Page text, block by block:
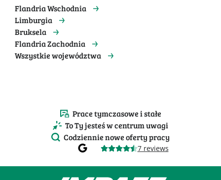
Flandria Wschodnia
Limburgia
Bruksela
Flandria Zachodnia
Wszystkie województwa
Prace tymczasowe i stałe
To Ty jesteś w centrum uwagi
Codziennie nowe oferty pracy
7 reviews